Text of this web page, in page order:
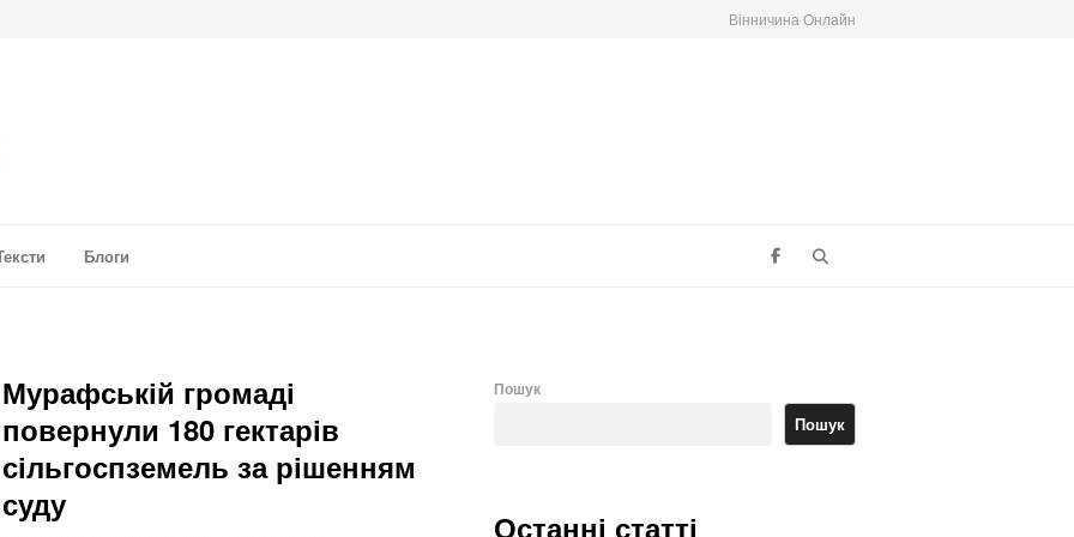
Вінничина Онлайн
Блоги
Мурафській громаді
повернули 180 гектарів
сільгоспземель за рішенням
суду
Пошук
Пошук
Останні статті